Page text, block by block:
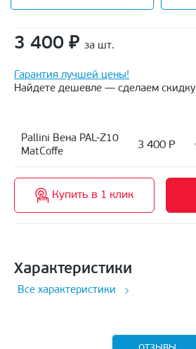
3 400 ₽ за шт.
Гарантия лучшей цены!
Найдете дешевле — сделаем скидку
Pallini Вена PAL-Z10
MatCoffe
3 400 Р
Купить в 1 клик
Характеристики
Все характеристики